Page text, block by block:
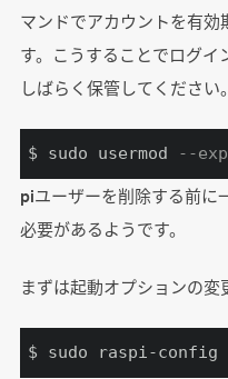
マンドでアカウントを有
す。こうすることでログイ
しばらく保管してください。
$ sudo usermod --
piユーザーを削除する前に
必要があるようです。
まずは起動オプションの変
$ sudo raspi-config